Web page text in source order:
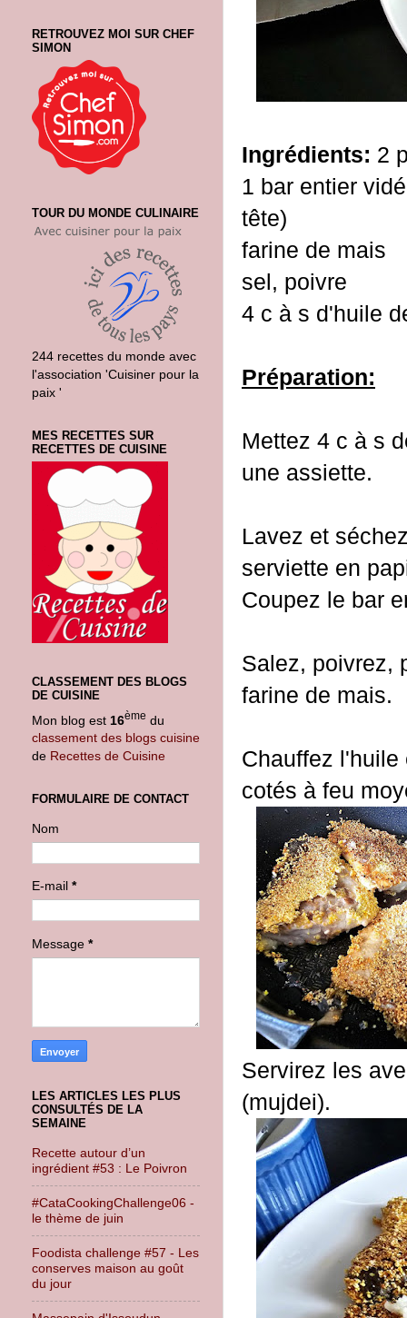
Ingrédients: 2
1 bar entier
tête)
farine de mais
sel, poivre
4 c à s d'huile
Préparation:
Mettez 4 c à s
une assiette.
Lavez et
serviette en
Coupez le bar
Salez, poivrez,
farine de mais.
Chauffez
cotés à feu
Servirez les
(mujdei).
RETROUVEZ MOI SUR CHEF
SIMON
TOUR DU MONDE CULINAIRE
244 recettes du monde avec
l'association 'Cuisiner pour la
paix '
MES RECETTES SUR
RECETTES DE CUISINE
CLASSEMENT DES BLOGS
DE CUISINE
Mon blog est 16ème du
classement des blogs cuisine
de Recettes de Cuisine
FORMULAIRE DE CONTACT
Nom
E-mail *
Message *
LES ARTICLES LES PLUS
CONSULTÉS DE LA
SEMAINE
Recette autour d’un
ingrédient #53 : Le Poivron
#CataCookingChallenge06 -
le thème de juin
Foodista challenge #57 - Les
conserves maison au goût
du jour